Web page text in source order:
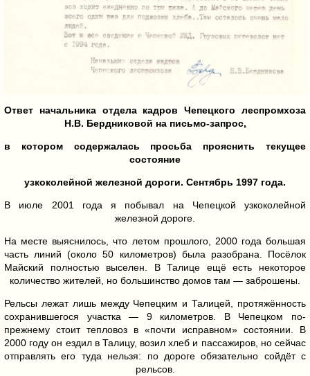
Ответ начальника отдела кадров Чепецкого леспромхоза
Н.В. Бердниковой на письмо-запрос,
в котором содержалась просьба прояснить текущее
состояние
узкоколейной железной дороги. Сентябрь 1997 года.
В июле 2001 года я побывал на Чепецкой узкоколейной
железной дороге.
На месте выяснилось, что летом прошлого, 2000 года большая
часть линий (около 50 километров) была разобрана. Посёлок
Майский полностью выселен. В Талице ещё есть некоторое
количество жителей, но большинство домов там — заброшены.
Рельсы лежат лишь между Чепецким и Талицей, протяжённость
сохранившегося участка — 9 километров. В Чепецком по-
прежнему стоит тепловоз в «почти исправном» состоянии. В
2000 году он ездил в Талицу, возил хлеб и пассажиров, но сейчас
отправлять его туда нельзя: по дороге обязательно сойдёт с
рельсов.